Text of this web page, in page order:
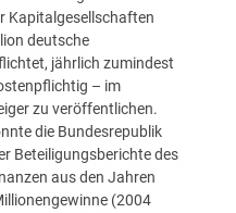
Kapitalgesellschaften
deutsche
jährlich zumindest
– im
zu veröffentlichen.
die Bundesrepublik
Beteiligungsberichte des
aus den Jahren
(2004